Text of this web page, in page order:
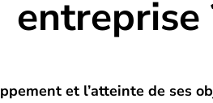
entreprise
et l’atteinte de ses